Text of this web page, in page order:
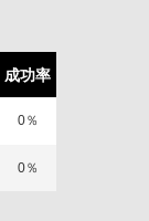
成功率
0％
0％